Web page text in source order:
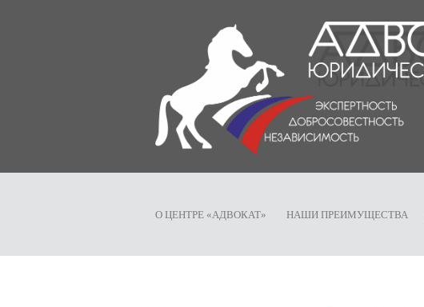
О ЦЕНТРЕ «АДВОКАТ» НАШИ ПРЕИМУЩЕСТВА